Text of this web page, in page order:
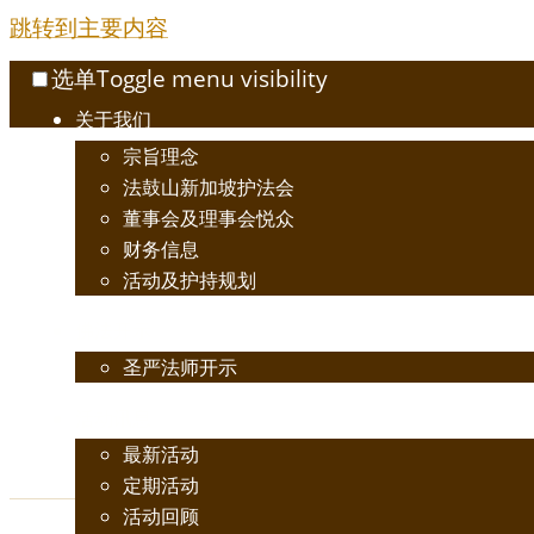
跳转到主要内容
选单Toggle menu visibility
关于我们
宗旨理念
法鼓山新加坡护法会
董事会及理事会悦众
财务信息
活动及护持规划
圣严法师开示
最新活动
定期活动
活动回顾